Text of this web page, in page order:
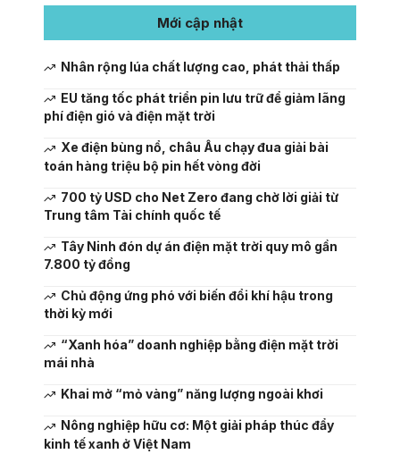
Mới cập nhật
Nhân rộng lúa chất lượng cao, phát thải thấp
EU tăng tốc phát triển pin lưu trữ để giảm lãng
phí điện gió và điện mặt trời
Xe điện bùng nổ, châu Âu chạy đua giải bài
toán hàng triệu bộ pin hết vòng đời
700 tỷ USD cho Net Zero đang chờ lời giải từ
Trung tâm Tài chính quốc tế
Tây Ninh đón dự án điện mặt trời quy mô gần
7.800 tỷ đồng
Chủ động ứng phó với biến đổi khí hậu trong
thời kỳ mới
“Xanh hóa” doanh nghiệp bằng điện mặt trời
mái nhà
Khai mở “mỏ vàng” năng lượng ngoài khơi
Nông nghiệp hữu cơ: Một giải pháp thúc đẩy
kinh tế xanh ở Việt Nam